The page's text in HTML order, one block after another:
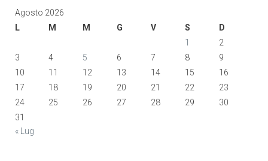
Agosto 2026
L
M M G V S
D
1
2
3
4 5 6 7 8
9
10
11 12 13 14 15
16
17
18 19 20 21 22
23
24
25 26 27 28 29
30
31
« Lug